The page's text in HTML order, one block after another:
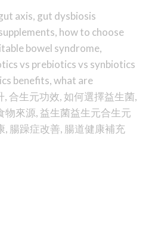
axis, gut dysbiosis
, how to choose
bowel syndrome,
vs prebiotics vs synbiotics
benefits,what are
,合生元功效,如何選擇益生菌,
物來源,益生菌益生元合生元
, 腸躁症改善, 腸道健康補充